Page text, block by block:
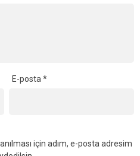
E-posta*
için adım, e-posta adresim